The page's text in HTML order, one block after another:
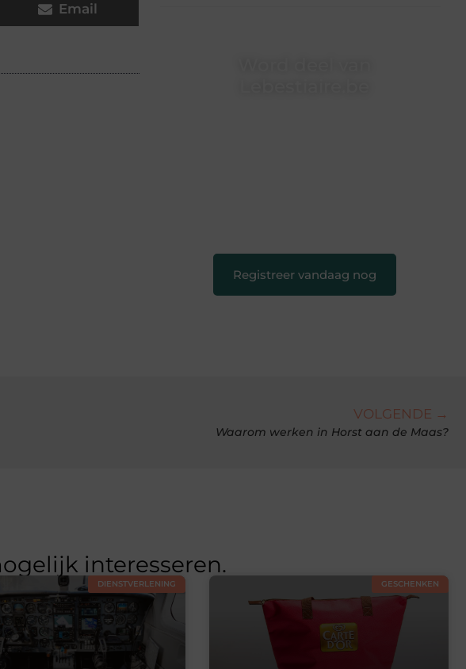
Email
Registreer vandaag nog
VOLGENDE →
Waarom werken in Horst aan de Maas?
interesseren.
DIENSTVERLENING GESCHENKEN